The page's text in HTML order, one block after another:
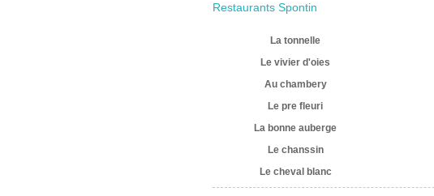
Restaurants Spontin
La tonnelle
Le vivier d'oies
Au chambery
Le pre fleuri
La bonne auberge
Le chanssin
Le cheval blanc